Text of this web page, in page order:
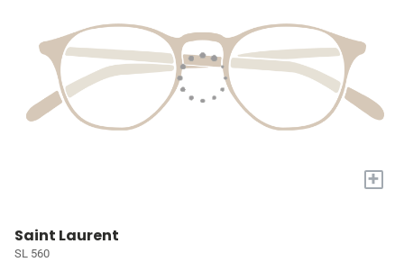
+
Saint Laurent
SL 560